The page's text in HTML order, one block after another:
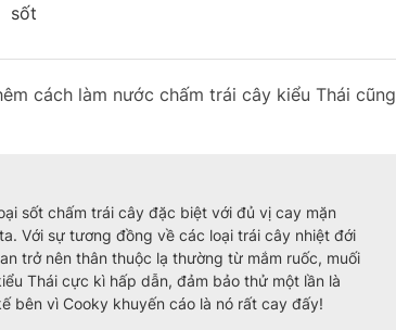
sốt
cách làm nước chấm trái cây kiểu Thái
sốt chấm trái cây đặc biệt với đủ vị cay mặn
Với sự tương đồng về các loại trái cây nhiệt đới
trở nên thân thuộc lạ thường từ mắm ruốc, muối
Thái cực kì hấp dẫn, đảm bảo thử một lần là
bên vì Cooky khuyến cáo là nó rất cay đấy!